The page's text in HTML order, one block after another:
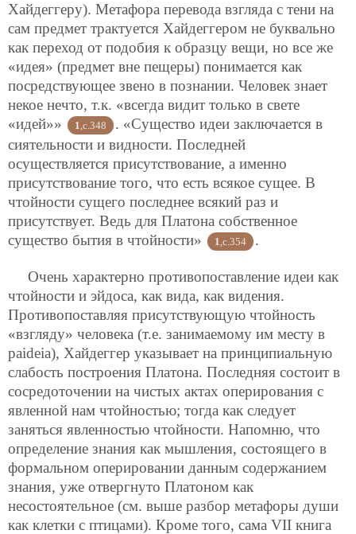
Хайдеггеру). Метафора перевода взгляда с тени на
сам предмет трактуется Хайдеггером не буквально
как переход от подобия к образцу вещи, но все же
«идея» (предмет вне пещеры) понимается как
посредствующее звено в познании. Человек знает
некое нечто, т.к. «всегда видит только в свете
«идей»»
1,c.348
. «Существо идеи заключается в
сиятельности и видности. Последней
осуществляется присутствование, а именно
присутствование того, что есть всякое сущее. В
чтойности сущего последнее всякий раз и
присутствует. Ведь для Платона собственное
существо бытия в чтойности»
1,c.354 .
Очень характерно противопоставление идеи как
чтойности и эйдоса, как вида, как видения.
Противопоставляя присутствующую чтойность
«взгляду» человека (т.е. занимаемому им месту в
paideia), Хайдеггер указывает на принципиальную
слабость построения Платона. Последняя состоит в
сосредоточении на чистых актах оперирования с
явленной нам чтойностью; тогда как следует
заняться явленностью чтойности. Напомню, что
определение знания как мышления, состоящего в
формальном оперировании данным содержанием
знания, уже отвергнуто Платоном как
несостоятельное (см. выше разбор метафоры души
как клетки с птицами). Кроме того, сама VII книга